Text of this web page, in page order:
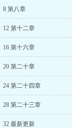
8 第八章
12 第十二章
16 第十六章
20 第二十章
24 第二十四章
28 第二十三章
32 最新更新